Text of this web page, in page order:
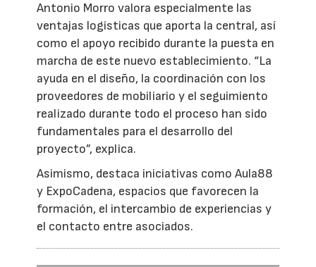
Antonio Morro valora especialmente las
ventajas logísticas que aporta la central, así
como el apoyo recibido durante la puesta en
marcha de este nuevo establecimiento. “La
ayuda en el diseño, la coordinación con los
proveedores de mobiliario y el seguimiento
realizado durante todo el proceso han sido
fundamentales para el desarrollo del
proyecto”, explica.
Asimismo, destaca iniciativas como Aula88
y ExpoCadena, espacios que favorecen la
formación, el intercambio de experiencias y
el contacto entre asociados.